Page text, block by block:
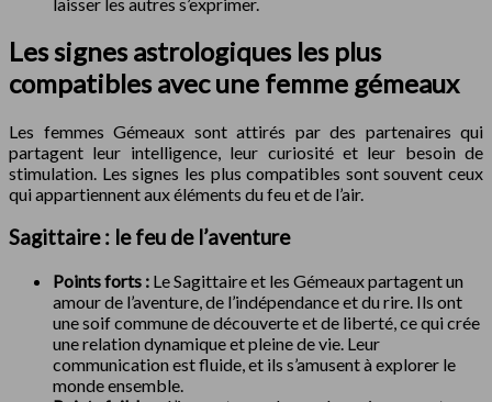
Les signes astrologiques les plus
compatibles avec une femme gémeaux
Les femmes Gémeaux sont attirés par des partenaires qui
partagent leur intelligence, leur curiosité et leur besoin de
stimulation. Les signes les plus compatibles sont souvent ceux
qui appartiennent aux éléments du feu et de l’air.
Sagittaire : le feu de l’aventure
Points forts : Le Sagittaire et les Gémeaux partagent un
amour de l’aventure, de l’indépendance et du rire. Ils ont
une soif commune de découverte et de liberté, ce qui crée
une relation dynamique et pleine de vie. Leur
communication est fluide, et ils s’amusent à explorer le
monde ensemble.